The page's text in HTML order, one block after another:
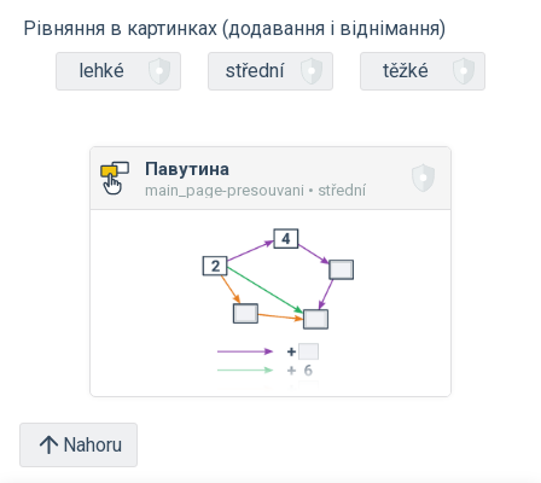
Рівняння в картинках (додавання і віднімання)
lehké
střední těžké
Павутина
main_page-presouvani • střední
Nahoru